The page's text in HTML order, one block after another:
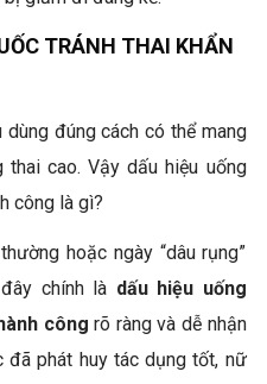
TRÁNH THAI KHẨN
dùng đúng cách có thể mang
thai cao. Vậy dấu hiệu uống
công là gì?
hoặc ngày “dâu rụng”
chính là dấu hiệu uống
công rõ ràng và dễ nhận
đã phát huy tác dụng tốt, nữ